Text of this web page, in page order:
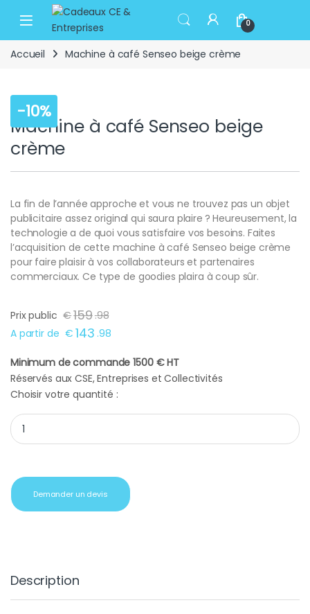
Skip to navigation
Skip to content
Open 0
Accueil Machine à café Senseo beige crème
-10%
Machine à café Senseo beige
crème
La fin de l’année approche et vous ne trouvez pas un objet
publicitaire assez original qui saura plaire ? Heureusement, la
technologie a de quoi vous satisfaire vos besoins. Faites
l’acquisition de cette machine à café Senseo beige crème
pour faire plaisir à vos collaborateurs et partenaires
commerciaux. Ce type de goodies plaira à coup sûr.
Prix public €159.98
A partir de € 143 .98
Minimum de commande 1500 € HT
Réservés aux CSE, Entreprises et Collectivités
Choisir votre quantité :
Machine à café Senseo beige crème quantity
Demander un devis
Description